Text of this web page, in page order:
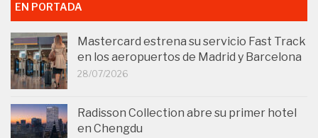
EN PORTADA
Mastercard estrena su servicio Fast Track
en los aeropuertos de Madrid y Barcelona
28/07/2026
Radisson Collection abre su primer hotel
en Chengdu